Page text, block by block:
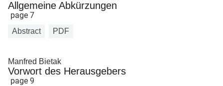
Allgemeine Abkürzungen
page 7
Abstract PDF
Manfred Bietak
Vorwort des Herausgebers
page 9